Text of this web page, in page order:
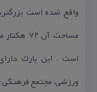
واقع شده است
است . این پارك
ورزشی، مجتمع فرهنگی-